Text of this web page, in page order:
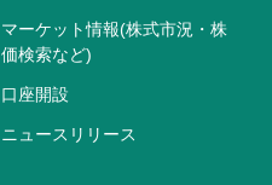
マーケット情報(株式市況・株
価検索など)
口座開設
ニュースリリース